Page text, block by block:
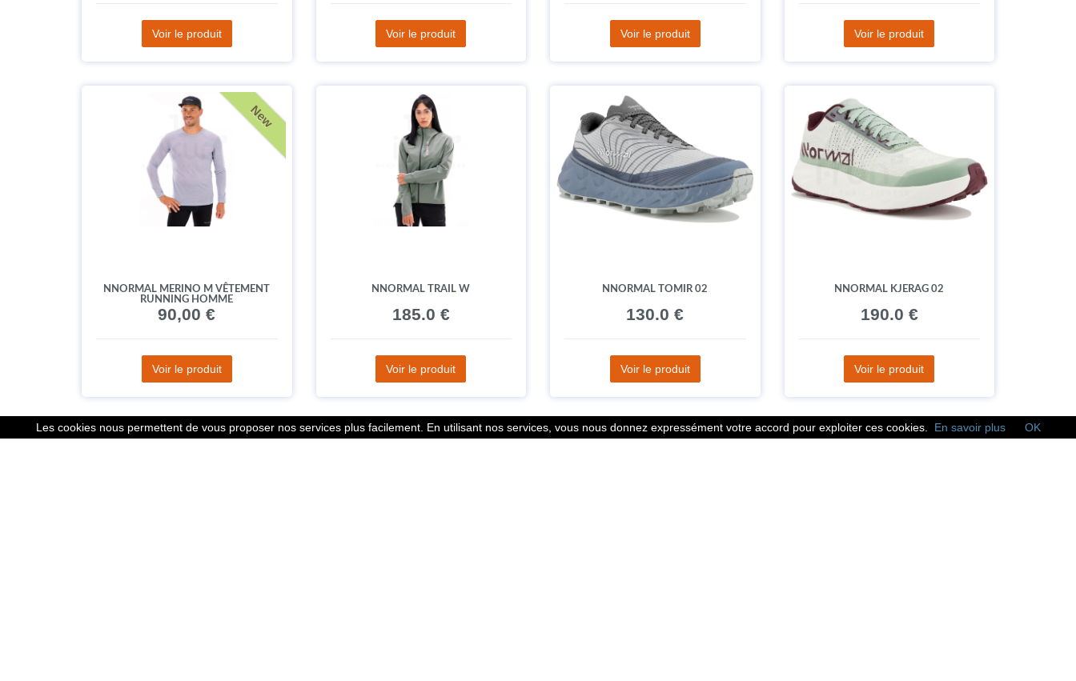
Voir le produit Voir le produit Voir le produit Voir le produit
New
NNORMAL MERINO M VÊTEMENT
RUNNING HOMME
90,00 €
Voir le produit
NNORMAL TRAIL W
185.0 €
Voir le produit
NNORMAL TOMIR 02
130.0 €
Voir le produit
NNORMAL KJERAG 02
190.0 €
Voir le produit
Les cookies nous permettent de vous proposer nos services plus facilement. En utilisant nos services, vous nous donnez expressément votre accord pour exploiter ces cookies. En savoir plus OK